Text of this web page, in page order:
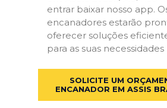
entrar baixar nosso app.
encanadores estarão
oferecer soluções
para as suas necessidades
SOLICITE UM
ENCANADOR EM ASSIS